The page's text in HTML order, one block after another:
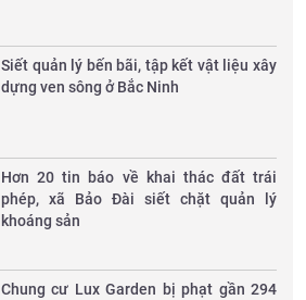
Siết quản lý bến bãi, tập kết vật liệu xây
dựng ven sông ở Bắc Ninh
Hơn 20 tin báo về khai thác đất trái
phép, xã Bảo Đài siết chặt quản lý
khoáng sản
Chung cư Lux Garden bị phạt gần 294